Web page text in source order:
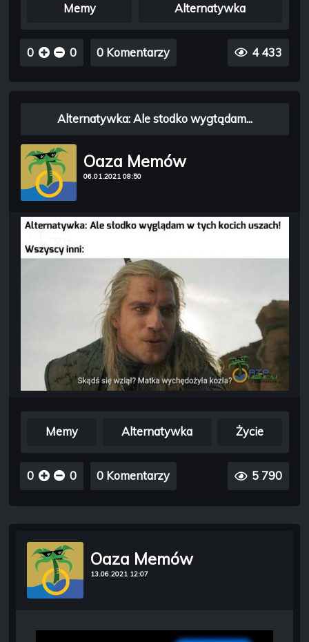
Memy Alternatywka
0 0 0 Komentarzy 4 433
Oaza Memów
06.01.2021 08:50
Alternatywka: Ale stodko wygtądam...
Memy Alternatywka Życie
0 0 0 Komentarzy 5 790
Oaza Memów
13.06.2021 12:07